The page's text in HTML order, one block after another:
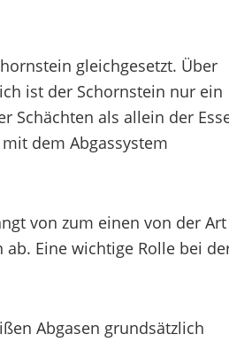
gleichgesetzt. Über
ist der Schornstein nur ein
Schächten als allein der
dem Abgassystem
von zum einen von der Art
Eine wichtige Rolle bei
Abgasen grundsätzlich